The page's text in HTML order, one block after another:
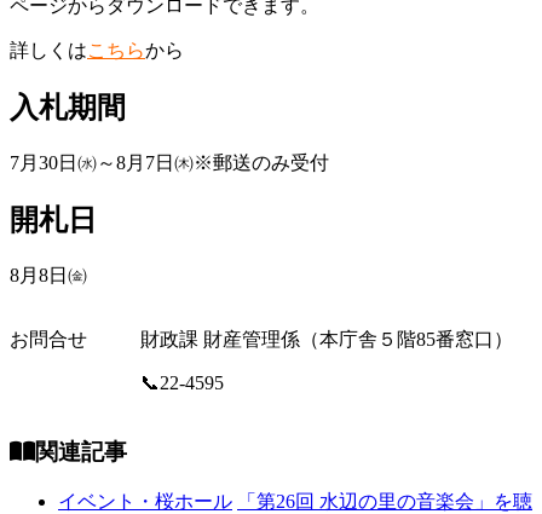
ページからダウンロードできます。
詳しくはこちらから
入札期間
7月30日㈬～8月7日㈭※郵送のみ受付
開札日
8月8日㈮
お問合せ 財政課 財産管理係（本庁舎５階85番窓口）
📞22-4595
関連記事
イベント・桜ホール
「第26回 水辺の里の音楽会」を聴